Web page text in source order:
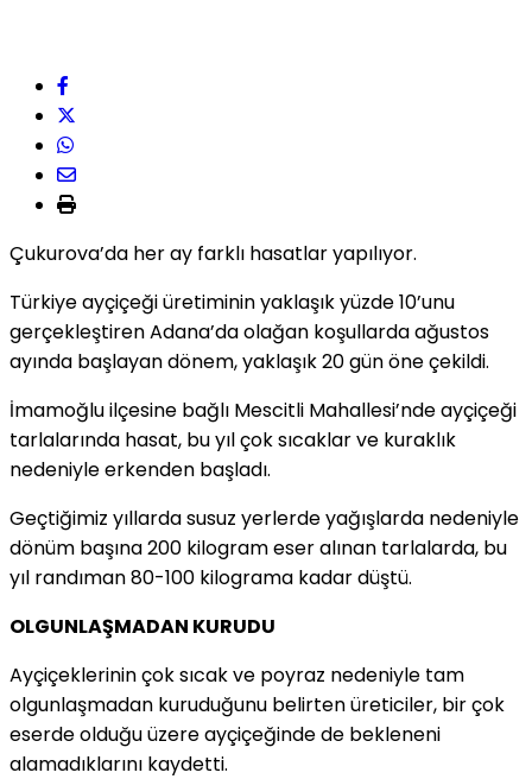
Çukurova’da her ay farklı hasatlar yapılıyor.
Türkiye ayçiçeği üretiminin yaklaşık yüzde 10’unu
gerçekleştiren Adana’da olağan koşullarda ağustos
ayında başlayan dönem, yaklaşık 20 gün öne çekildi.
İmamoğlu ilçesine bağlı Mescitli Mahallesi’nde ayçiçeği
tarlalarında hasat, bu yıl çok sıcaklar ve kuraklık
nedeniyle erkenden başladı.
Geçtiğimiz yıllarda susuz yerlerde yağışlarda nedeniyle
dönüm başına 200 kilogram eser alınan tarlalarda, bu
yıl randıman 80-100 kilograma kadar düştü.
OLGUNLAŞMADAN KURUDU
Ayçiçeklerinin çok sıcak ve poyraz nedeniyle tam
olgunlaşmadan kuruduğunu belirten üreticiler, bir çok
eserde olduğu üzere ayçiçeğinde de bekleneni
alamadıklarını kaydetti.